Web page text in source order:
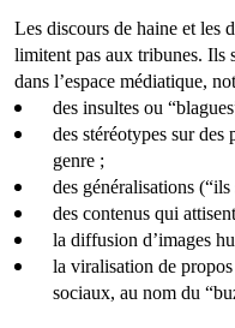
Les discours de haine et les
limitent pas aux tribunes. Ils
dans l’espace médiatique,
des insultes ou
des stéréotypes sur des
genre ;
des généralisations
des contenus qui
la diffusion d’images
la viralisation de
sociaux, au nom du